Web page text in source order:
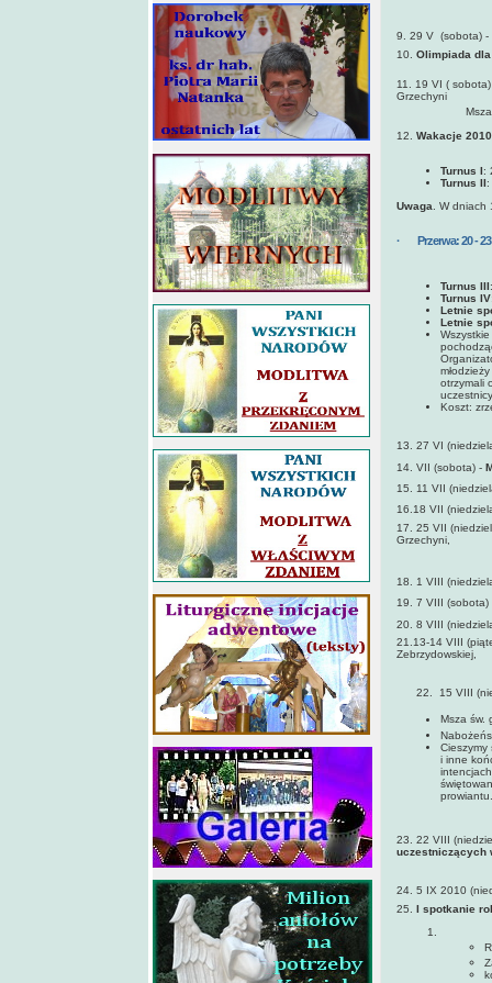
9. 29 V (sobota) -
10. Olimpiada
11. 19 VI (
Grzechyni
Msza św.
12. Wakacje
Turnus I:
Turnus II
Uwaga . W
· Przerwa: 20 - 23
Turnus III
Turnus IV
Letnie
Letnie
otrzymali
Koszt:
13. 27 VI
14. VII (sobota) -
15. 11 VII
16.18 VII
17. 25 VII
Grzechyni,
18. 1 VIII
19. 7 VIII (sobota)
20. 8 VIII
21.13-14 VIII
Zebrzydowskiej,
22. 15 VIII
Msza św.
Cieszymy
i inne
prowiantu.
23. 22 VIII
uczestniczących
24. 5 IX 2010
25. I spotkanie